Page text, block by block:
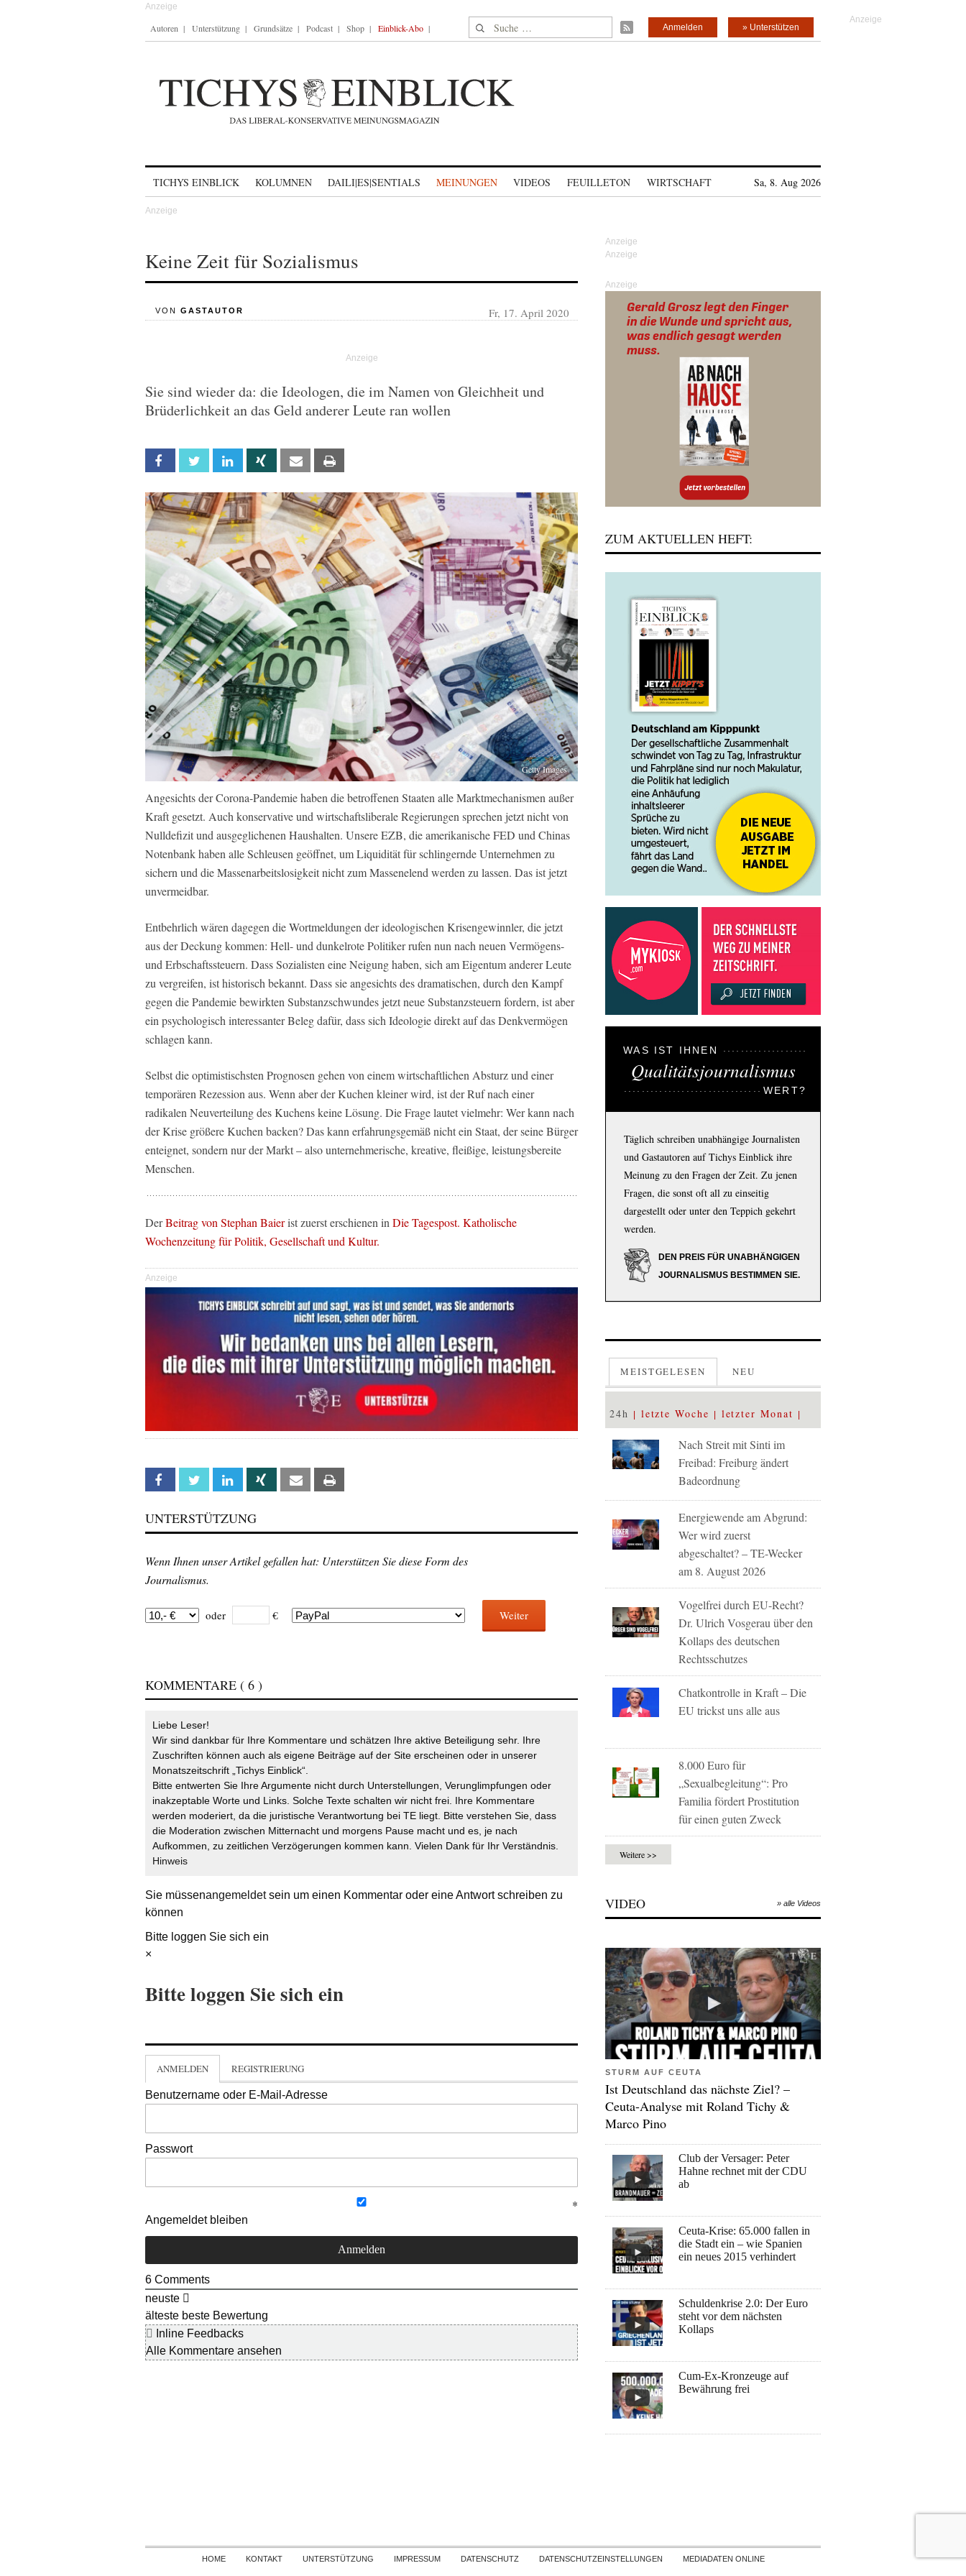
Autoren Unterstützung Grundsätze Podcast Shop Einblick-Abo Suche nach: » Unterstützen
Anmelden
TICHYS EINBLICK KOLUMNEN DAILI|ES|SENTIALS MEINUNGEN VIDEOS FEUILLETON WIRTSCHAFT Sa, 8. Aug 2026
Keine Zeit für Sozialismus
VON GASTAUTOR Fr, 17. April 2020
Sie sind wieder da: die Ideologen, die im Namen von Gleichheit und
Brüderlichkeit an das Geld anderer Leute ran wollen
Facebook Twitter Linkedin Xing Email
Getty Images
Angesichts der Corona-Pandemie haben die betroffenen Staaten alle Marktmechanismen außer
Kraft gesetzt. Auch konservative und wirtschaftsliberale Regierungen sprechen jetzt nicht von
Nulldefizit und ausgeglichenen Haushalten. Unsere EZB, die amerikanische FED und Chinas
Notenbank haben alle Schleusen geöffnet, um Liquidität für schlingernde Unternehmen zu
sichern und die Massenarbeitslosigkeit nicht zum Massenelend werden zu lassen. Das ist jetzt
unvermeidbar.
Entbehrlich wären dagegen die Wortmeldungen der ideologischen Krisengewinnler, die jetzt
aus der Deckung kommen: Hell- und dunkelrote Politiker rufen nun nach neuen Vermögens-
und Erbschaftssteuern. Dass Sozialisten eine Neigung haben, sich am Eigentum anderer Leute
zu vergreifen, ist historisch bekannt. Dass sie angesichts des dramatischen, durch den Kampf
gegen die Pandemie bewirkten Substanzschwundes jetzt neue Substanzsteuern fordern, ist aber
ein psychologisch interessanter Beleg dafür, dass sich Ideologie direkt auf das Denkvermögen
schlagen kann.
Selbst die optimistischsten Prognosen gehen von einem wirtschaftlichen Absturz und einer
temporären Rezession aus. Wenn aber der Kuchen kleiner wird, ist der Ruf nach einer
radikalen Neuverteilung des Kuchens keine Lösung. Die Frage lautet vielmehr: Wer kann nach
der Krise größere Kuchen backen? Das kann erfahrungsgemäß nicht ein Staat, der seine Bürger
enteignet, sondern nur der Markt – also unternehmerische, kreative, fleißige, leistungsbereite
Menschen.
DerBeitrag von Stephan Baierist zuerst erschienen in Die Tagespost. Katholische
Wochenzeitung für Politik, Gesellschaft und Kultur.
Anzeige
Facebook Twitter Linkedin Xing Email
UNTERSTÜTZUNG
Wenn Ihnen unser Artikel gefallen hat: Unterstützen Sie diese Form des
Journalismus.
oder € Weiter
KOMMENTARE ( 6 )
Liebe Leser!
Wir sind dankbar für Ihre Kommentare und schätzen Ihre aktive Beteiligung sehr. Ihre
Zuschriften können auch als eigene Beiträge auf der Site erscheinen oder in unserer
Monatszeitschrift „Tichys Einblick“.
Bitte entwerten Sie Ihre Argumente nicht durch Unterstellungen, Verunglimpfungen oder
inakzeptable Worte und Links. Solche Texte schalten wir nicht frei. Ihre Kommentare
werden moderiert, da die juristische Verantwortung bei TE liegt. Bitte verstehen Sie, dass
die Moderation zwischen Mitternacht und morgens Pause macht und es, je nach
Aufkommen, zu zeitlichen Verzögerungen kommen kann. Vielen Dank für Ihr Verständnis.
Hinweis
Sie müssenangemeldetsein um einen Kommentar oder eine Antwort schreiben zu
können
Bitte loggen Sie sich ein
×
Bitte loggen Sie sich ein
ANMELDEN REGISTRIERUNG
Benutzername oder E-Mail-Adresse
Passwort
Angemeldet bleiben
6 Comments
neuste
älteste beste Bewertung
Inline Feedbacks
Alle Kommentare ansehen
Anzeige
ZUM AKTUELLEN HEFT:
WAS IST IHNEN
Qualitätsjournalismus
WERT?
Täglich schreiben unabhängige Journalisten
und Gastautoren auf Tichys Einblick ihre
Meinung zu den Fragen der Zeit. Zu jenen
Fragen, die sonst oft all zu einseitig
dargestellt oder unter den Teppich gekehrt
werden.
DEN PREIS FÜR UNABHÄNGIGEN
JOURNALISMUS BESTIMMEN SIE.
MEISTGELESEN NEU
24h letzte Woche letzter Monat
Nach Streit mit Sinti im
Freibad: Freiburg ändert
Badeordnung
Energiewende am Abgrund:
Wer wird zuerst
abgeschaltet? – TE-Wecker
am 8. August 2026
Vogelfrei durch EU-Recht?
Dr. Ulrich Vosgerau über den
Kollaps des deutschen
Rechtsschutzes
Chatkontrolle in Kraft – Die
EU trickst uns alle aus
8.000 Euro für
„Sexualbegleitung“: Pro
Familia fördert Prostitution
für einen guten Zweck
Weitere >>
VIDEO » alle Videos
STURM AUF CEUTA
Ist Deutschland das nächste Ziel? –
Ceuta-Analyse mit Roland Tichy &
Marco Pino
Club der Versager: Peter
Hahne rechnet mit der CDU
ab
Ceuta-Krise: 65.000 fallen in
die Stadt ein – wie Spanien
ein neues 2015 verhindert
Schuldenkrise 2.0: Der Euro
steht vor dem nächsten
Kollaps
Cum-Ex-Kronzeuge auf
Bewährung frei
Skip to content
HOME KONTAKT UNTERSTÜTZUNG IMPRESSUM DATENSCHUTZ DATENSCHUTZEINSTELLUNGEN
MEDIADATEN ONLINE